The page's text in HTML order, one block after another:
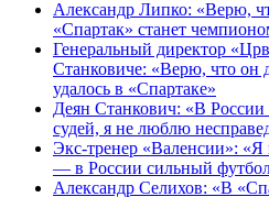
Александр Липко: «Верю,
«Спартак» станет
Генеральный директор
Станковиче: «Верю, что он
удалось в «Спартаке»
Деян Станкович: «В
судей, я не люблю
Экс-тренер «Валенсии»: «Я
— в России сильный
Александр Селихов: «В